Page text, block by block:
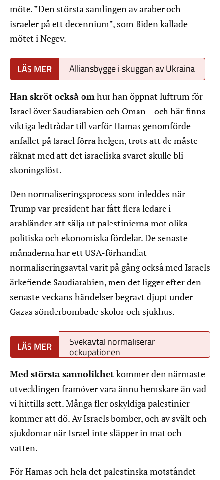
möte. ”Den största samlingen av araber och
israeler på ett decennium”, som Biden kallade
mötet i Negev.
Alliansbygge i skuggan av Ukraina
Han skröt också omhur han öppnat luftrum för
Israel över Saudiarabien och Oman – och här finns
viktiga ledtrådar till varför Hamas genomförde
anfallet på Israel förra helgen, trots att de måste
räknat med att det israeliska svaret skulle bli
skoningslöst.
Den normaliseringsprocess som inleddes när
Trump var president har fått flera ledare i
arabländer att sälja ut palestinierna mot olika
politiska och ekonomiska fördelar. De senaste
månaderna har ett USA-förhandlat
normaliseringsavtal varit på gång också med Israels
ärkefiende Saudiarabien, men det ligger efter den
senaste veckans händelser begravt djupt under
Gazas sönderbombade skolor och sjukhus.
Svekavtal normaliserar
ockupationen
Med största sannolikhet kommer den närmaste
utvecklingen framöver vara ännu hemskare än vad
vi hittills sett. Många fler oskyldiga palestinier
kommer att dö. Av Israels bomber, och av svält och
sjukdomar när Israel inte släpper in mat och
vatten.
För Hamas och hela det palestinska motståndet